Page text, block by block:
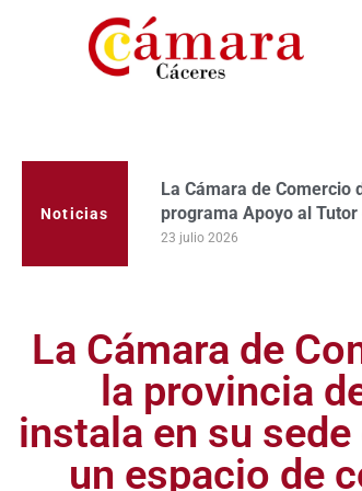
Noticias
La Cámara de
más de 1.500 personas
23 julio 2026
La Cámara de
la provincia
instala en su
un espacio de